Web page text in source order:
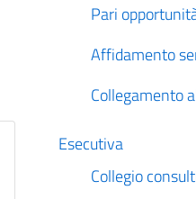
Pari
Affidamento
Collegamento
Esecutiva
Collegio